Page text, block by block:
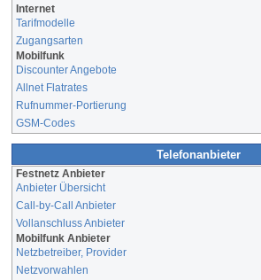
Internet
Tarifmodelle
Zugangsarten
Mobilfunk
Discounter Angebote
Allnet Flatrates
Rufnummer-Portierung
GSM-Codes
Telefonanbieter
Festnetz Anbieter
Anbieter Übersicht
Call-by-Call Anbieter
Vollanschluss Anbieter
Mobilfunk Anbieter
Netzbetreiber, Provider
Netzvorwahlen